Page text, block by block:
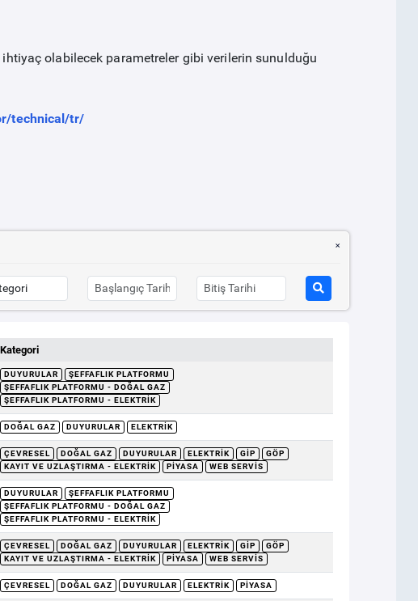
olabilecek parametreler gibi verilerin sunulduğu
technical/tr/
Kategori
DUYURULAR
ŞEFFAFLIK PLATFORMU
ŞEFFAFLIK PLATFORMU - DOĞAL GAZ
ŞEFFAFLIK PLATFORMU - ELEKTRIK
DOĞAL GAZ DUYURULAR ELEKTRIK
ÇEVRESEL DOĞAL GAZ DUYURULAR ELEKTRIK GİP
GÖP
KAYIT VE UZLAŞTIRMA - ELEKTRIK
PIYASA WEB SERVIS
DUYURULAR
ŞEFFAFLIK PLATFORMU
ŞEFFAFLIK PLATFORMU - DOĞAL GAZ
ŞEFFAFLIK PLATFORMU - ELEKTRIK
ÇEVRESEL DOĞAL GAZ DUYURULAR ELEKTRIK GİP
GÖP
KAYIT VE UZLAŞTIRMA - ELEKTRIK
PIYASA WEB SERVIS
ÇEVRESEL DOĞAL GAZ DUYURULAR ELEKTRIK PIYASA